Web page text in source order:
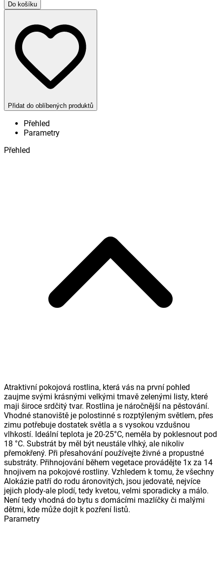
Do košíku
Přidat do oblíbených produktů
Přehled
Parametry
Přehled
Atraktivní pokojová rostlina, která vás na první pohled
zaujme svými krásnými velkými tmavě zelenými listy, které
maji široce srdčitý tvar. Rostlina je náročnější na pěstování.
Vhodné stanoviště je polostinné s rozptýleným světlem, přes
zimu potřebuje dostatek světla a s vysokou vzdušnou
vlhkostí. Ideální teplota je 20-25°C, neměla by poklesnout pod
18 °C. Substrát by měl být neustále vlhký, ale nikoliv
přemokřený. Při přesahování používejte živné a propustné
substráty. Přihnojování během vegetace provádějte 1x za 14
hnojivem na pokojové rostliny. Vzhledem k tomu, že všechny
Alokázie patří do rodu áronovitých, jsou jedovaté, nejvíce
jejich plody-ale plodí, tedy kvetou, velmi sporadicky a málo.
Není tedy vhodná do bytu s domácími mazlíčky či malými
dětmi, kde může dojít k pozření listů.
Parametry